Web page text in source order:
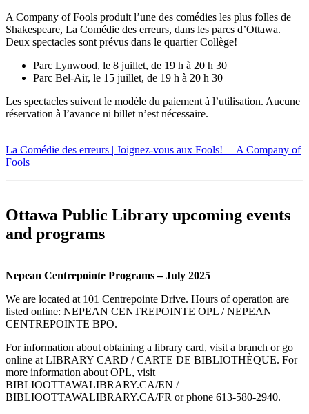
A Company of Fools produit l’une des comédies les plus folles de
Shakespeare, La Comédie des erreurs, dans les parcs d’Ottawa.
Deux spectacles sont prévus dans le quartier Collège!
Parc Lynwood, le 8 juillet, de 19 h à 20 h 30
Parc Bel-Air, le 15 juillet, de 19 h à 20 h 30
Les spectacles suivent le modèle du paiement à l’utilisation. Aucune
réservation à l’avance ni billet n’est nécessaire.
La Comédie des erreurs | Joignez-vous aux Fools!— A Company of
Fools
Ottawa Public Library upcoming events
and programs
Nepean Centrepointe Programs – July 2025
We are located at 101 Centrepointe Drive. Hours of operation are
listed online: NEPEAN CENTREPOINTE OPL / NEPEAN
CENTREPOINTE BPO.
For information about obtaining a library card, visit a branch or go
online at LIBRARY CARD / CARTE DE BIBLIOTHÈQUE. For
more information about OPL, visit
BIBLIOOTTAWALIBRARY.CA/EN /
BIBLIOOTTAWALIBRARY.CA/FR or phone 613-580-2940.